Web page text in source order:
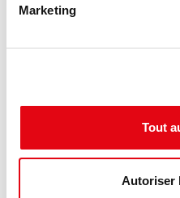
Marketing
Tout
Autoriser